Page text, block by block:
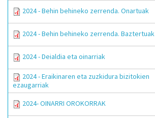
2024 - Behin behineko zerrenda. Onartuak
2024 - Behin behineko zerrenda. Baztertuak
2024 - Deialdia eta oinarriak
2024 - Eraikinaren eta zuzkidura bizitokien
ezaugarriak
2024- OINARRI OROKORRAK